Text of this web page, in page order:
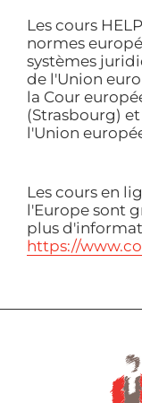
Les cours
normes
systèmes
de l'Union
la Cour
(Strasbourg)
l'Union
Les cours en
l'Europe sont
plus
https://